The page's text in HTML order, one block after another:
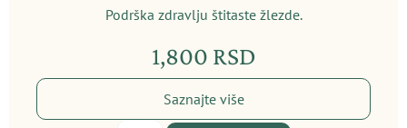
Podrška zdravlju štitaste žlezde.
1,800 RSD
Saznajte više